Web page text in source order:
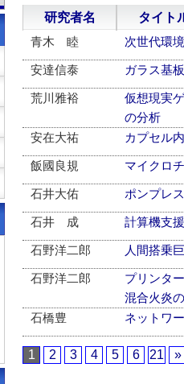
研究者名
タイト
青木 睦
次世代環
安達信泰 ガラス基
荒川雅裕
仮想現実
の分析
安在大祐
カプセル
飯國良規 マイクロ
石井大佑 ポンプレ
石井 成 計算機支
石野洋二郎 人間搭乗
石野洋二郎
プリンタ
混合火炎
石橋豊
ネットワ
1 2 3 4 5 6 21 »